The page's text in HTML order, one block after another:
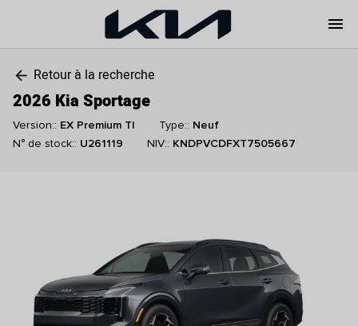
menu
arrow_back Retour à la recherche
2026 Kia Sportage
Version:: EX Premium TI Type:: Neuf
N° de stock:: U261119 NIV:: KNDPVCDFXT7505667